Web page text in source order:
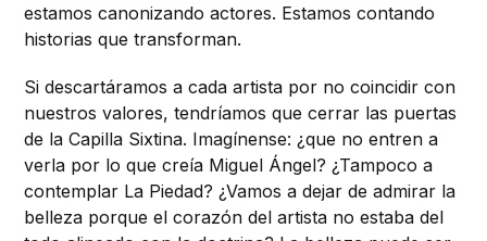
estamos canonizando actores. Estamos contando
historias que transforman.
Si descartáramos a cada artista por no coincidir con
nuestros valores, tendríamos que cerrar las puertas
de la Capilla Sixtina. Imagínense: ¿que no entren a
verla por lo que creía Miguel Ángel? ¿Tampoco a
contemplar La Piedad? ¿Vamos a dejar de admirar la
belleza porque el corazón del artista no estaba del